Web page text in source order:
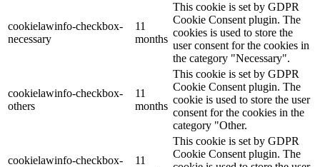
cookielawinfo-checkbox-
necessary
11
months
This cookie is set by GDPR
Cookie Consent plugin. The
cookies is used to store the
user consent for the cookies in
the category "Necessary".
cookielawinfo-checkbox-
others
11
months
This cookie is set by GDPR
Cookie Consent plugin. The
cookie is used to store the user
consent for the cookies in the
category "Other.
cookielawinfo-checkbox-
11
This cookie is set by GDPR
Cookie Consent plugin. The